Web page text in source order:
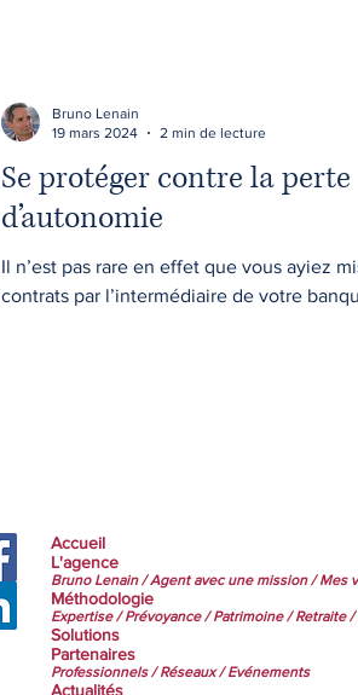
Se protéger contre la perte
d’autonomie
Il n’est pas rare en effet que vous ayiez
contrats par l’intermédiaire de votre
Bruno Lenain
19 mars 2024
2 min de lecture
Accueil
L'agence
Bruno Lenain /Agent avec une mission /Mes
Méthodologie
Expertise /Prévoyance /Patrimoine /Retraite /
Solutions
Partenaires
Professionnels /Réseaux /Evénements
Actualités